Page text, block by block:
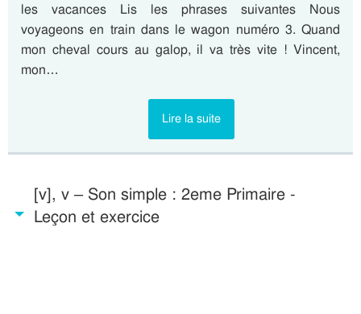
les vacances Lis les phrases suivantes Nous
voyageons en train dans le wagon numéro 3. Quand
mon cheval cours au galop, il va très vite ! Vincent,
mon…
Lire la suite
[v], v – Son simple : 2eme Primaire -
Leçon et exercice